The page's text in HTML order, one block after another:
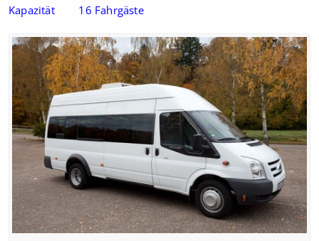
Kapazität 16 Fahrgäste